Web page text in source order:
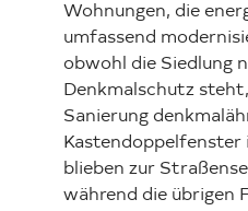
Wohnungen, die
umfassend
obwohl die Siedlung
Denkmalschutz
Sanierung
Kastendoppelfenster
blieben zur
während die übrigen